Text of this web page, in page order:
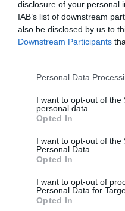
disclosure of your personal
IAB’s list of downstream
also be disclosed by us to
Downstream Participants
Personal Data
I want to opt-out of the
personal data.
Opted In
I want to opt-out of the
Personal Data.
Opted In
I want to opt-out of
Personal Data for
Opted In
FPTS propune de
plajelor, pentru a opri
turistice după model
pe proprietarii
găsească astfel o
lăsată de acele locaţii
ansamblu a litoralului
Articolul anterior
Următorul articol
ULTIMA ORĂ / 55